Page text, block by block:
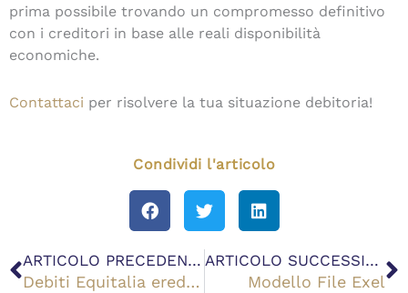
prima possibile trovando un compromesso definitivo
con i creditori in base alle reali disponibilità
economiche.
Contattaci per risolvere la tua situazione debitoria!
Condividi l'articolo
Precedente ARTICOLO PRECEDENTE
Debiti Equitalia eredi: cosa sapere e come evitarli?
ARTICOLO SUCCESSIVO
Modello File Exel